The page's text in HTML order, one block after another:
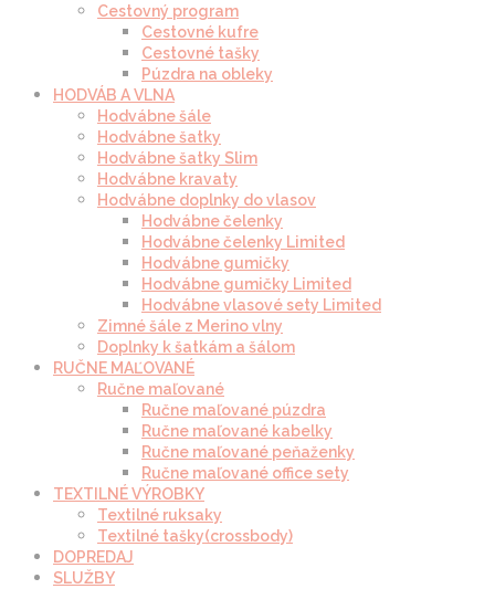
Cestovný program
Cestovné kufre
Cestovné tašky
Púzdra na obleky
HODVÁB A VLNA
Hodvábne šále
Hodvábne šatky
Hodvábne šatky Slim
Hodvábne kravaty
Hodvábne doplnky do vlasov
Hodvábne čelenky
Hodvábne čelenky Limited
Hodvábne gumičky
Hodvábne gumičky Limited
Hodvábne vlasové sety Limited
Zimné šále z Merino vlny
Doplnky k šatkám a šálom
RUČNE MAĽOVANÉ
Ručne maľované
Ručne maľované púzdra
Ručne maľované kabelky
Ručne maľované peňaženky
Ručne maľované office sety
TEXTILNÉ VÝROBKY
Textilné ruksaky
Textilné tašky(crossbody)
DOPREDAJ
SLUŽBY